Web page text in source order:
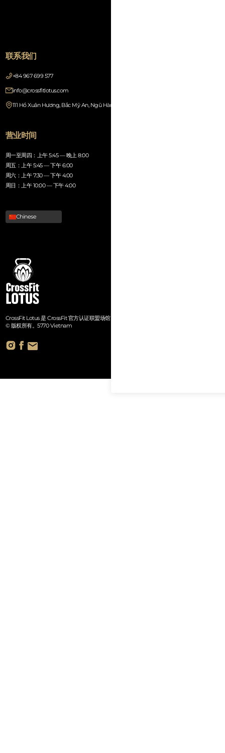
联系我们
+84 967 699 577
info@crossfitlotus.com
111 Hồ Xuân Hương, Bắc Mỹ An, Ngũ Hành Sơn, Đà Nẵng 550000, Vietnam
营业时间
周一至周四：上午 5:45 — 晚上 8:00
周五：上午 5:45 — 下午 6:00
周六：上午 7:30 — 下午 4:00
周日：上午 10:00 — 下午 4:00
Chinese
CrossFit Lotus 是 CrossFit 官方认证联盟场馆。
© 版权所有。5770 Vietnam